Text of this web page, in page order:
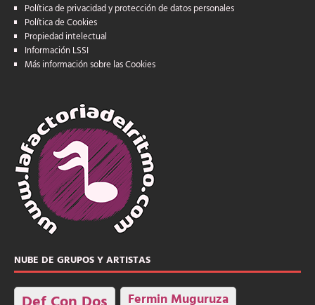
Política de privacidad y protección de datos personales
Política de Cookies
Propiedad intelectual
Información LSSI
Más información sobre las Cookies
NUBE DE GRUPOS Y ARTISTAS
Fermin Muguruza